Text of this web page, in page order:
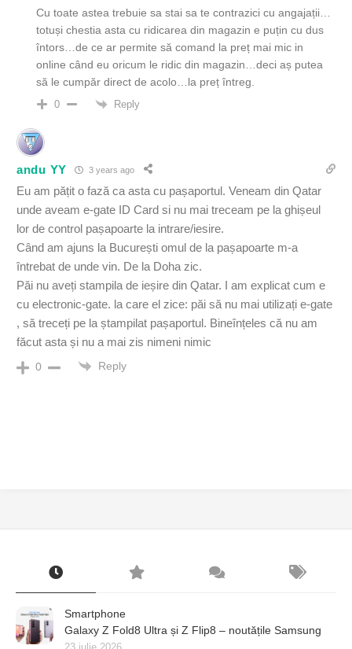
Cu toate astea trebuie sa stai sa te contrazici cu angajații…
totuși chestia asta cu ridicarea din magazin e puțin cu dus
întors…de ce ar permite să comand la preț mai mic in
online când eu oricum le ridic din magazin…deci aș putea
să le cumpăr direct de acolo…la preț întreg.
0 Reply
andu YY 3 years ago
Eu am pățit o fază ca asta cu pașaportul. Veneam din Qatar
unde aveam e-gate ID Card si nu mai treceam pe la ghișeul
lor de control pașapoarte la intrare/iesire.
Când am ajuns la București omul de la pașapoarte m-a
întrebat de unde vin. De la Doha zic.
Păi nu aveți stampila de ieșire din Qatar. I am explicat cum e
cu electronic-gate. la care el zice: păi să nu mai utilizați e-gate
, să treceți pe la ștampilat pașaportul. Bineînțeles că nu am
făcut asta și nu a mai zis nimeni nimic
0 Reply
Smartphone
Galaxy Z Fold8 Ultra și Z Flip8 – noutățile Samsung